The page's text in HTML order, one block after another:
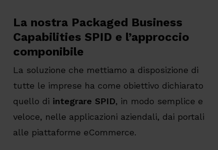
La nostra Packaged Business
Capabilities SPID e l’approccio
componibile
La soluzione che mettiamo a disposizione di
tutte le imprese ha come obiettivo dichiarato
quello di integrare SPID, in modo semplice e
veloce, nelle applicazioni aziendali, dai portali
alle piattaforme eCommerce.